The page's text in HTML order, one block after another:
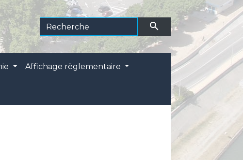
search
Affichage règlementaire